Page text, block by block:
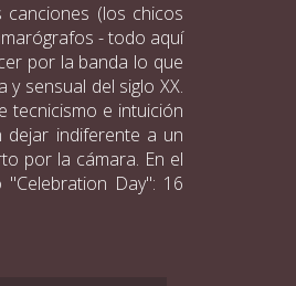
(los chicos
- todo aquí
por la banda lo que
sensual del siglo XX.
tecnicismo e intuición
dejar indiferente a un
por la cámara. En el
Day": 16